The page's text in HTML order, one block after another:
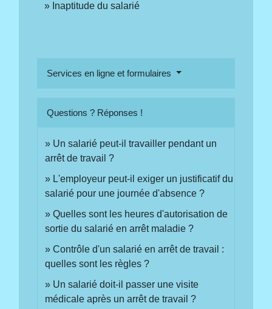
Inaptitude du salarié
Services en ligne et formulaires
Questions ? Réponses !
Un salarié peut-il travailler pendant un
arrêt de travail ?
L'employeur peut-il exiger un justificatif du
salarié pour une journée d'absence ?
Quelles sont les heures d'autorisation de
sortie du salarié en arrêt maladie ?
Contrôle d'un salarié en arrêt de travail :
quelles sont les règles ?
Un salarié doit-il passer une visite
médicale après un arrêt de travail ?